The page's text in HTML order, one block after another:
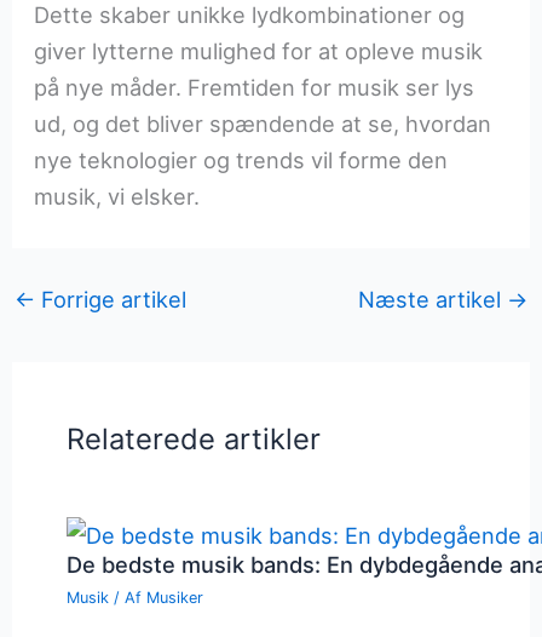
Dette skaber unikke lydkombinationer og
giver lytterne mulighed for at opleve musik
på nye måder. Fremtiden for musik ser lys
ud, og det bliver spændende at se, hvordan
nye teknologier og trends vil forme den
musik, vi elsker.
← Forrige artikel Næste artikel →
Relaterede artikler
De bedste musik bands: En dybdegående
Musik / Af Musiker